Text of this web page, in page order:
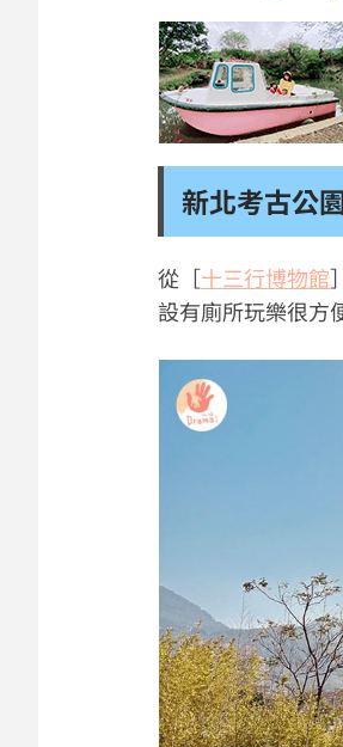
新北考古公
從［十三行博物館
設有廁所玩樂很方